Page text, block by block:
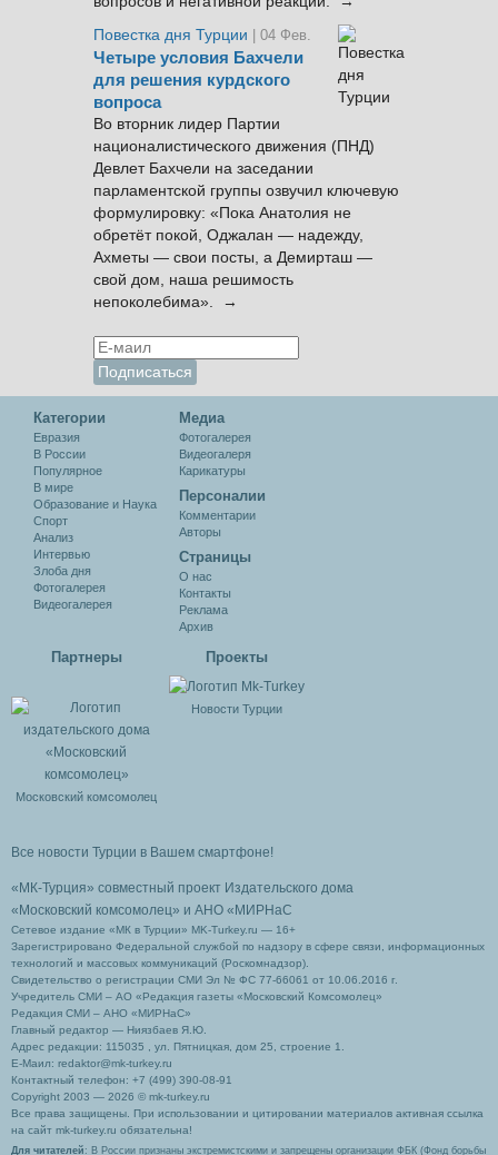
Повестка дня Турции
| 04 Фев.
Четыре условия Бахчели
для решения курдского
вопроса
Во вторник лидер Партии
националистического движения (ПНД)
Девлет Бахчели на заседании
парламентской группы озвучил ключевую
формулировку: «Пока Анатолия не
обретёт покой, Оджалан — надежду,
Ахметы — свои посты, а Демирташ —
свой дом, наша решимость
непоколебима». →
Категории
Евразия
В России
Популярное
В мире
Образование и Наука
Спорт
Анализ
Интервью
Злоба дня
Фотогалерея
Видеогалерея
Медиа
Фотогалерея
Видеогалеря
Карикатуры
Персоналии
Комментарии
Авторы
Cтраницы
О нас
Контакты
Реклама
Архив
Партнеры
Московский комсомолец
Проекты
Новости Турции
Все новости Турции в Вашем смартфоне!
«МК-Турция» совместный проект Издательского дома
«Московский комсомолец» и АНО «МИРНаС
Сетевое издание «МК в Турции» MK-Turkey.ru — 16+
Зарегистрировано Федеральной службой по надзору в сфере связи, информационных
технологий и массовых коммуникаций (Роскомнадзор).
Свидетельство о регистрации СМИ Эл № ФС 77-66061 от 10.06.2016 г.
Учредитель СМИ – АО «Редакция газеты «Московский Комсомолец»
Редакция СМИ – АНО «МИРНаС»
Главный редактор — Ниязбаев Я.Ю.
Адрес редакции: 115035 , ул. Пятницкая, дом 25, строение 1.
Е-Маил: redaktor@mk-turkey.ru
Контактный телефон: +7 (499) 390-08-91
Copyright 2003 — 2026 © mk-turkey.ru
Все права защищены. При использовании и цитировании материалов активная ссылка
на сайт mk-turkey.ru обязательна!
Для читателей : В России признаны экстремистскими и запрещены организации ФБК (Фонд борьбы